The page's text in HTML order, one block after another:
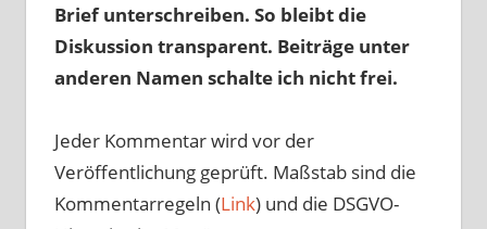
Brief unterschreiben. So bleibt die
Diskussion transparent. Beiträge unter
anderen Namen schalte ich nicht frei.
Jeder Kommentar wird vor der
Veröffentlichung geprüft. Maßstab sind die
Kommentarregeln (Link) und die DSGVO-